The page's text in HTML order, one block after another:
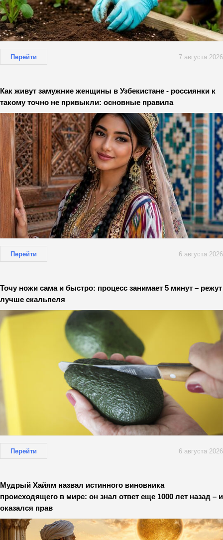
Перейти 7 августа 2026
Как живут замужние женщины в Узбекистане - россиянки к
такому точно не привыкли: основные правила
Перейти 6 августа 2026
Точу ножи сама и быстро: процесс занимает 5 минут – режут
лучше скальпеля
Перейти 6 августа 2026
Мудрый Хайям назвал истинного виновника
происходящего в мире: он знал ответ еще 1000 лет назад – и
оказался прав